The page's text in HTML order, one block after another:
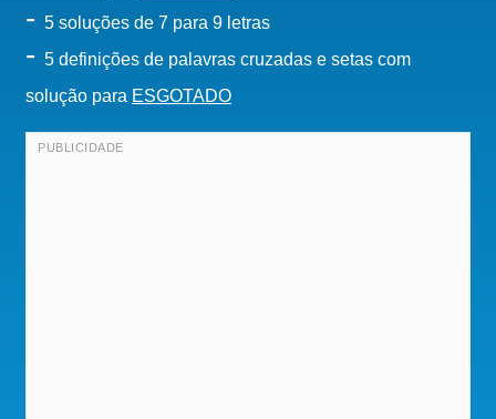
- 5 soluções de 7 para 9 letras
- 5 definições de palavras cruzadas e setas com
solução para ESGOTADO